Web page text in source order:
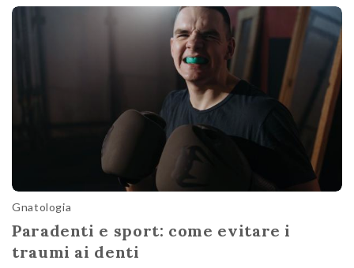
Gnatologia
Paradenti e sport: come evitare i
traumi ai denti